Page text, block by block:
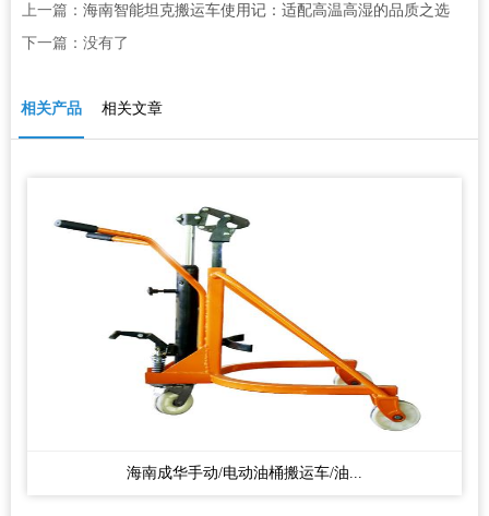
上一篇： 海南智能坦克搬运车使用记：适配高温高湿的品质之选
下一篇：没有了
相关产品 相关文章
海南成华手动/电动油桶搬运车/油...